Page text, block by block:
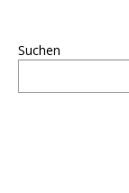
Suchen